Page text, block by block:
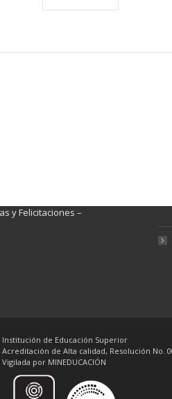
y Felicitaciones –
Institución de Educación Superior
Acreditación de Alta calidad, Resolución No.
Vigilada por MINEDUCACIÓN